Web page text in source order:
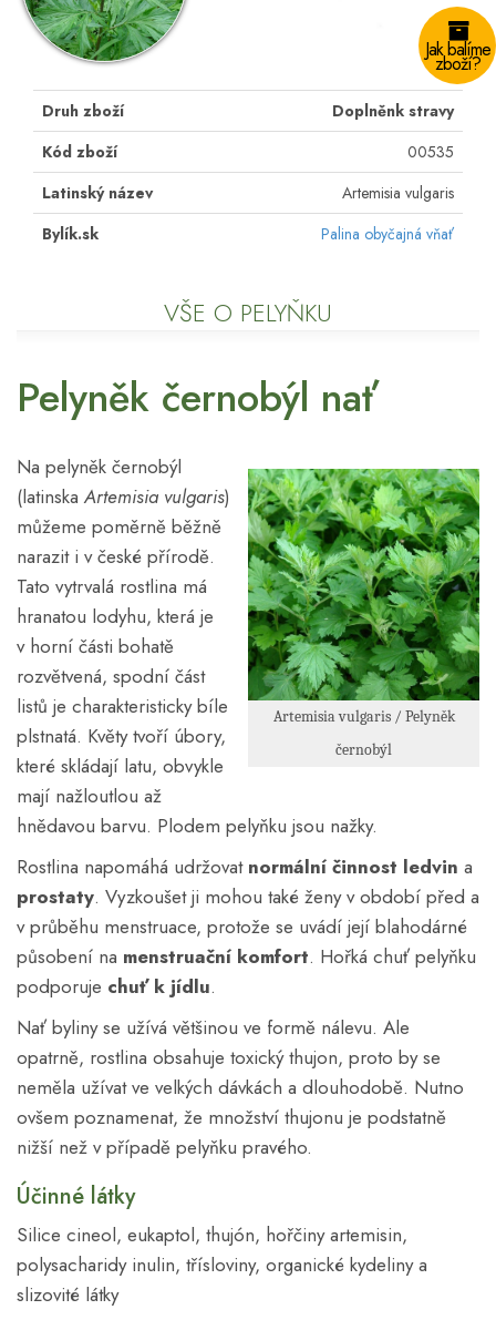
Jak balíme
zboží?
Druh zboží
Doplněnk stravy
Kód zboží
00535
Latinský název
Artemisia vulgaris
Bylík.sk
Palina obyčajná vňať
VŠE O PELYŇKU
Pelyněk černobýl nať
Artemisia vulgaris / Pelyněk
černobýl
Na pelyněk černobýl
(latinskaArtemisia vulgaris)
můžeme poměrně běžně
narazit i v české přírodě.
Tato vytrvalá rostlina má
hranatou lodyhu, která je
v horní části bohatě
rozvětvená, spodní část
listů je charakteristicky bíle
plstnatá. Květy tvoří úbory,
které skládají latu, obvykle
mají nažloutlou až
hnědavou barvu. Plodem pelyňku jsou nažky.
Rostlina napomáhá udržovat normální činnost ledvin a
prostaty. Vyzkoušet ji mohou také ženy v období před a
v průběhu menstruace, protože se uvádí její blahodárné
působení na menstruační komfort. Hořká chuť pelyňku
podporuje chuť k jídlu.
Nať byliny se užívá většinou ve formě nálevu. Ale
opatrně, rostlina obsahuje toxický thujon, proto by se
neměla užívat ve velkých dávkách a dlouhodobě. Nutno
ovšem poznamenat, že množství thujonu je podstatně
nižší než v případě pelyňku pravého.
Účinné látky
Silice cineol, eukaptol, thujón, hořčiny artemisin,
polysacharidy inulin, třísloviny, organické kydeliny a
slizovité látky